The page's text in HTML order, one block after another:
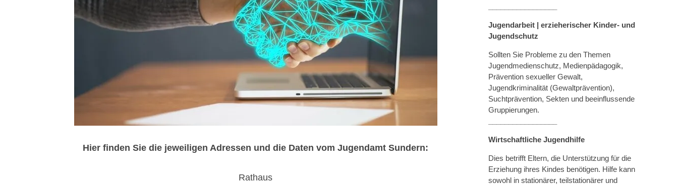
Hier finden Sie die jeweiligen Adressen und die Daten vom Jugendamt Sundern:
Rathaus
Jugendarbeit | erzieherischer Kinder- und
Jugendschutz
Sollten Sie Probleme zu den Themen
Jugendmedienschutz, Medienpädagogik,
Prävention sexueller Gewalt,
Jugendkriminalität (Gewaltprävention),
Suchtprävention, Sekten und beeinflussende
Gruppierungen.
Wirtschaftliche Jugendhilfe
Dies betrifft Eltern, die Unterstützung für die
Erziehung ihres Kindes benötigen. Hilfe kann
sowohl in stationärer, teilstationärer und